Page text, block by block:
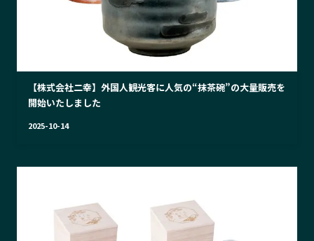
【株式会社二幸】外国人観光客に人気の“抹茶碗”の大量販売を
開始いたしました
2025-10-14